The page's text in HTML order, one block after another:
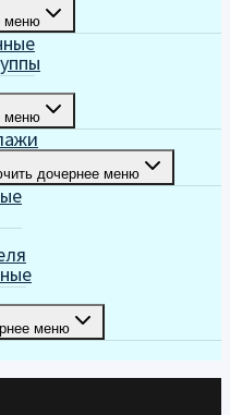
меню
меню
дочернее меню
меню